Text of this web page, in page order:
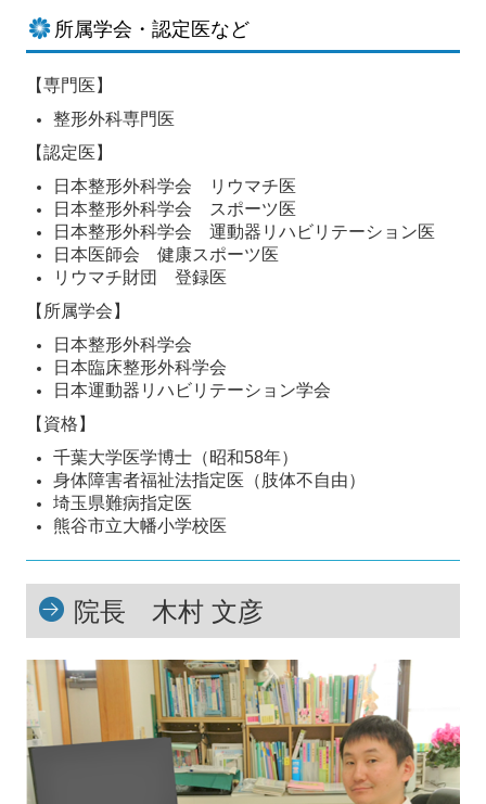
所属学会・認定医など
【専門医】
整形外科専門医
【認定医】
日本整形外科学会 リウマチ医
日本整形外科学会 スポーツ医
日本整形外科学会 運動器リハビリテーション医
日本医師会 健康スポーツ医
リウマチ財団 登録医
【所属学会】
日本整形外科学会
日本臨床整形外科学会
日本運動器リハビリテーション学会
【資格】
千葉大学医学博士（昭和58年）
身体障害者福祉法指定医（肢体不自由）
埼玉県難病指定医
熊谷市立大幡小学校医
院長 木村 文彦